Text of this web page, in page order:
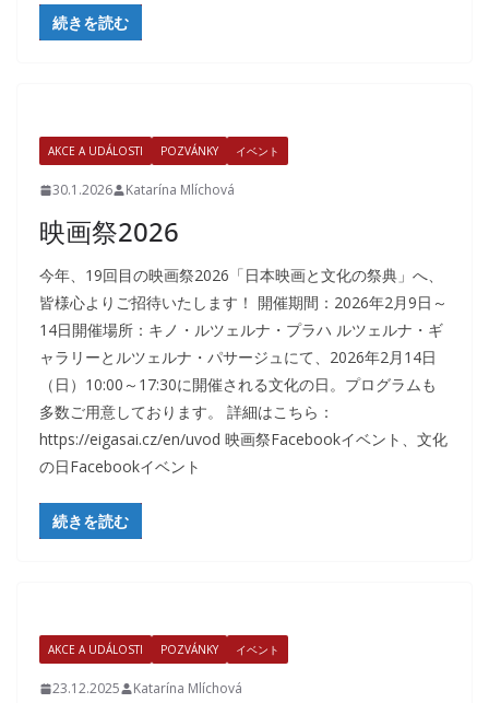
続きを読む
AKCE A UDÁLOSTI POZVÁNKY イベント
30.1.2026 Katarína Mlíchová
映画祭2026
今年、19回目の映画祭2026「日本映画と文化の祭典」へ、
皆様心よりご招待いたします！ 開催期間：2026年2月9日～
14日開催場所：キノ・ルツェルナ・プラハ ルツェルナ・ギ
ャラリーとルツェルナ・パサージュにて、2026年2月14日
（日）10:00～17:30に開催される文化の日。プログラムも
多数ご用意しております。 詳細はこちら：
https://eigasai.cz/en/uvod 映画祭Facebookイベント、文化
の日Facebookイベント
続きを読む
AKCE A UDÁLOSTI POZVÁNKY イベント
23.12.2025 Katarína Mlíchová